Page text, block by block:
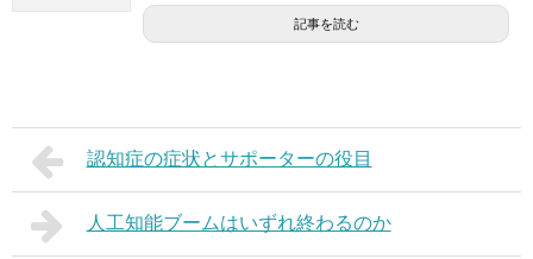
記事を読む
認知症の症状とサポーターの役目
人工知能ブームはいずれ終わるのか